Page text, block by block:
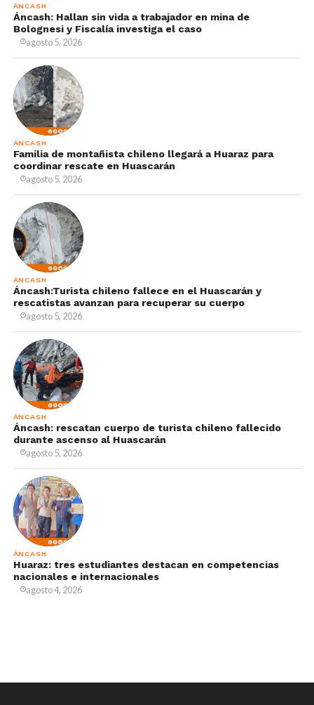
ÁNCASH
Áncash: Hallan sin vida a trabajador en mina de
Bolognesi y Fiscalía investiga el caso
agosto 5, 2026
ÁNCASH
Familia de montañista chileno llegará a Huaraz para
coordinar rescate en Huascarán
agosto 5, 2026
ÁNCASH
Áncash:Turista chileno fallece en el Huascarán y
rescatistas avanzan para recuperar su cuerpo
agosto 5, 2026
ÁNCASH
Áncash: rescatan cuerpo de turista chileno fallecido
durante ascenso al Huascarán
agosto 5, 2026
ÁNCASH
Huaraz: tres estudiantes destacan en competencias
nacionales e internacionales
agosto 4, 2026